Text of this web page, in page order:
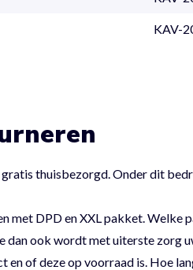
KAV-
thuisbezorgd. Onder dit
met DPD en XXL pakket. Welke
dan ook wordt met uiterste zorg
of deze op voorraad is. Hoe